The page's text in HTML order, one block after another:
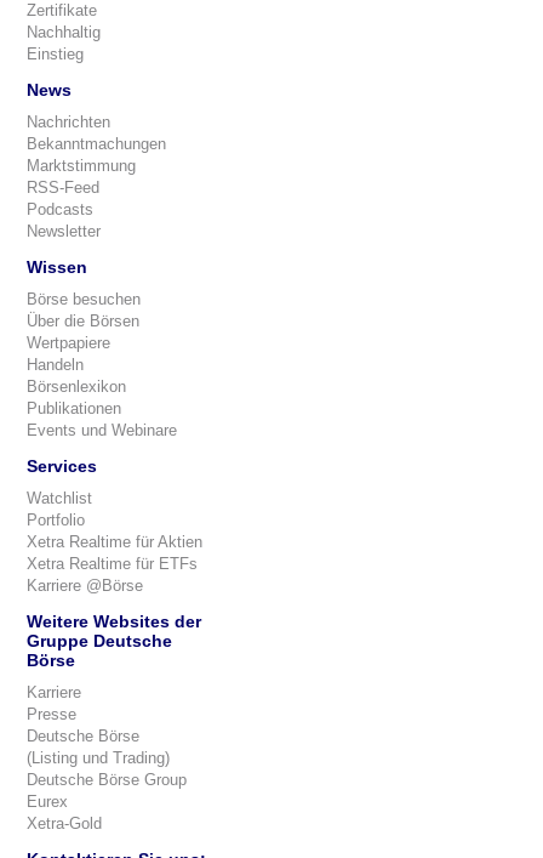
Zertifikate
Nachhaltig
Einstieg
News
Nachrichten
Bekanntmachungen
Marktstimmung
RSS-Feed
Podcasts
Newsletter
Wissen
Börse besuchen
Über die Börsen
Wertpapiere
Handeln
Börsenlexikon
Publikationen
Events und Webinare
Services
Watchlist
Portfolio
Xetra Realtime für Aktien
Xetra Realtime für ETFs
Karriere @Börse
Weitere Websites der
Gruppe Deutsche
Börse
Karriere
Presse
Deutsche Börse
(Listing und Trading)
Deutsche Börse Group
Eurex
Xetra-Gold